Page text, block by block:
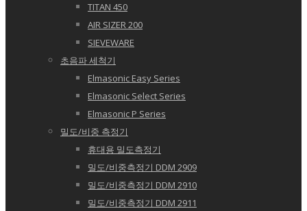
TITAN 450
AIR SIZER 200
SIEVEWARE
초음파 세척기
Elmasonic Easy Series
Elmasonic Select Series
Elmasonic P Series
밀도/비중 측정기
휴대용 밀도측정기
밀도/비중측정기 DDM 2909
밀도/비중측정기 DDM 2910
밀도/비중측정기 DDM 2911